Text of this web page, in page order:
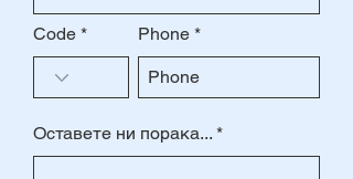
Code Phone
Оставете ни порака...